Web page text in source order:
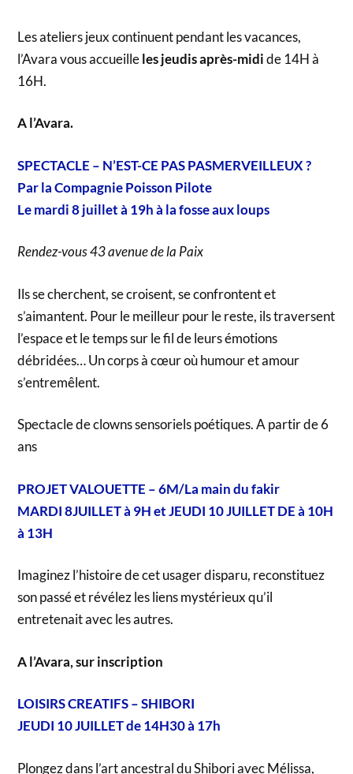
Les ateliers jeux continuent pendant les vacances,
l’Avara vous accueilleles jeudis après-midide 14H à
16H.
A l’Avara.
SPECTACLE – N’EST-CE PAS PASMERVEILLEUX ?
Par la Compagnie Poisson Pilote
Le mardi 8 juillet à 19h à la fosse aux loups
Rendez-vous 43 avenue de la Paix
Ils se cherchent, se croisent, se confrontent et
s’aimantent. Pour le meilleur pour le reste, ils traversent
l’espace et le temps sur le fil de leurs émotions
débridées… Un corps à cœur où humour et amour
s’entremêlent.
Spectacle de clowns sensoriels poétiques. A partir de 6
ans
PROJET VALOUETTE – 6M/La main du fakir
MARDI 8JUILLET à 9H et JEUDI 10 JUILLET DE à 10H
à 13H
Imaginez l’histoire de cet usager disparu, reconstituez
son passé et révélez les liens mystérieux qu’il
entretenait avec les autres.
A l’Avara, sur inscription
LOISIRS CREATIFS – SHIBORI
JEUDI 10 JUILLET de 14H30 à 17h
Plongez dans l’art ancestral du Shibori avec Mélissa,